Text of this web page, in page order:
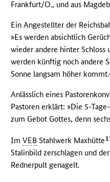
Frankfurt/O., und aus
Ein Angestellter der
»Es werden absichtlich
wieder andere hinter
werden künftig noch andere
Sonne langsam höher
Anlässlich eines
Pastoren erklärt: »Die 5-
zum Gebot Gottes, denn
ImVEB Stahlwerk Maxhütte
Stalinbild zerschlagen und
Rednerpult genagelt.